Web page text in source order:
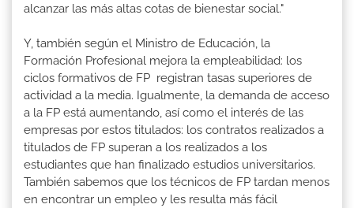
alcanzar las más altas cotas de bienestar social."
Y, también según el Ministro de Educación, la
Formación Profesional mejora la empleabilidad: los
ciclos formativos de FP registran tasas superiores de
actividad a la media. Igualmente, la demanda de acceso
a la FP está aumentando, así como el interés de las
empresas por estos titulados: los contratos realizados a
titulados de FP superan a los realizados a los
estudiantes que han finalizado estudios universitarios.
También sabemos que los técnicos de FP tardan menos
en encontrar un empleo y les resulta más fácil